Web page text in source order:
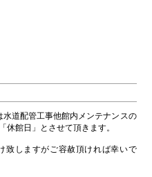
道配管工事他館内メンテナンスの
休館日」とさせて頂きます。
致しますがご容赦頂ければ幸いで